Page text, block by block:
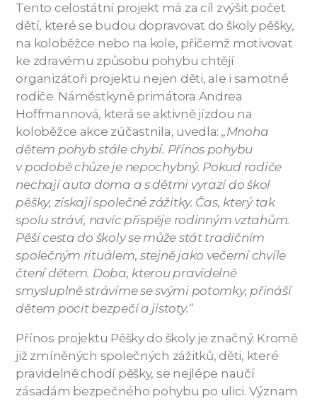
Tento celostátní projekt má za cíl zvýšit počet
dětí, které se budou dopravovat do školy pěšky,
na koloběžce nebo na kole, přičemž motivovat
ke zdravému způsobu pohybu chtějí
organizátoři projektu nejen děti, ale i samotné
rodiče. Náměstkyně primátora Andrea
Hoffmannová, která se aktivně jízdou na
koloběžce akce zúčastnila, uvedla: „Mnoha
dětem pohyb stále chybí. Přínos pohybu
v podobě chůze je nepochybný. Pokud rodiče
nechají auta doma a s dětmi vyrazí do škol
pěšky, získají společné zážitky. Čas, který tak
spolu stráví, navíc přispěje rodinným vztahům.
Pěší cesta do školy se může stát tradičním
společným rituálem, stejně jako večerní chvíle
čtení dětem. Doba, kterou pravidelně
smysluplně strávíme se svými potomky, přináší
dětem pocit bezpečí a jistoty.“
Přínos projektu Pěšky do školy je značný. Kromě
již zmíněných společných zážitků, děti, které
pravidelně chodí pěšky, se nejlépe naučí
zásadám bezpečného pohybu po ulici. Význam